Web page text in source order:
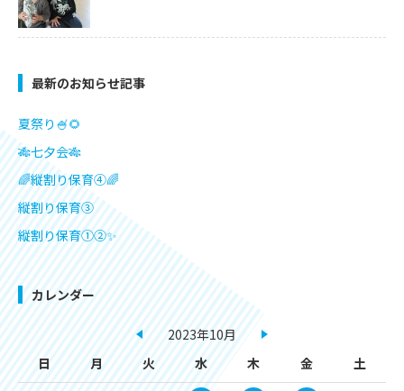
最新のお知らせ記事
夏祭り🍧🌻
🎋七夕会🎋
🌈縦割り保育④🌈
縦割り保育③
縦割り保育①②✨
カレンダー
2023年10月
日
月 火 水 木 金 土